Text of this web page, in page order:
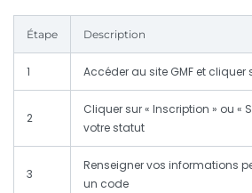
Étape Description
1 Accéder au site GMF et cliquer
2
Cliquer sur « Inscription » ou «
votre statut
3
Renseigner vos informations
un code